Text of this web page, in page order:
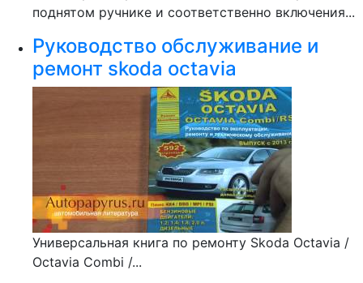
поднятом ручнике и соответственно включения...
Руководство обслуживание и
ремонт skoda octavia
Универсальная книга по ремонту Skoda Octaviа /
Octaviа Combi /...